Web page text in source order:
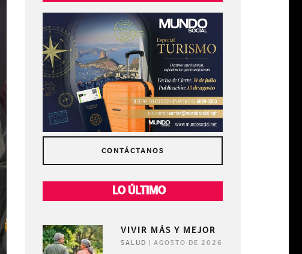
CONTÁCTANOS
LO ÚLTIMO
VIVIR MÁS Y MEJOR
SALUD AGOSTO DE 2026